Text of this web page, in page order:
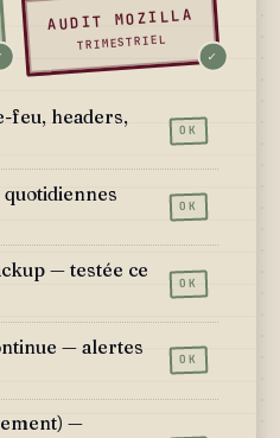
AUDIT MOZILLA
TRIMESTRIEL
✓
feu, headers,
OK
OK
— testée ce
OK
— alertes
OK
—